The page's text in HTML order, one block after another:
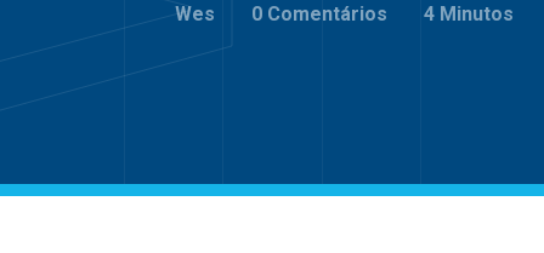
Wes
0 Comentários
4 Minutos